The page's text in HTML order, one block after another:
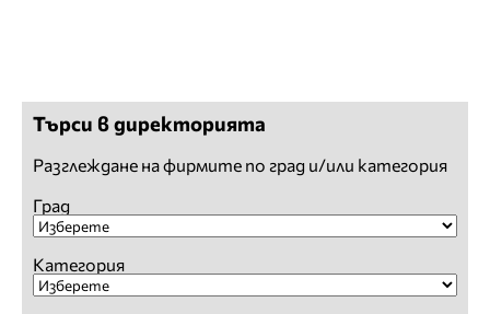
Търси в директорията
Разглеждане на фирмите по град и/или категория
Град
Категория